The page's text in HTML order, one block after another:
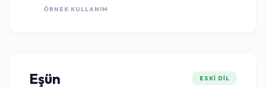
ÖRNEK KULLANIM
Eşün ESKI DIL